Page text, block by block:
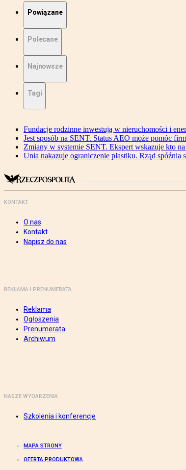
Powiązane
Polecane
Najnowsze
Tagi
Fundacje rodzinne inwestują w nieruchomości i
Jest sposób na SENT. Status AEO może pomóc
Zmiany w systemie SENT. Ekspert wskazuje kto
Unia nakazuje ograniczenie plastiku. Rząd spóźnia
KONTAKT
O nas
Kontakt
Napisz do nas
REKLAMA I PRENUMERATA
Reklama
Ogłoszenia
Prenumerata
Archiwum
NASZE WYDARZENIA
Szkolenia i konferencje
MAPA STRONY
OFERTA PRODUKTOWA